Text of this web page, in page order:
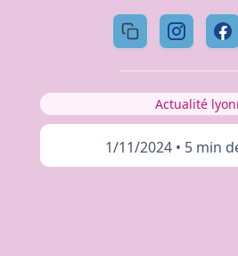
Actualité
1/11/2024 • 5 min